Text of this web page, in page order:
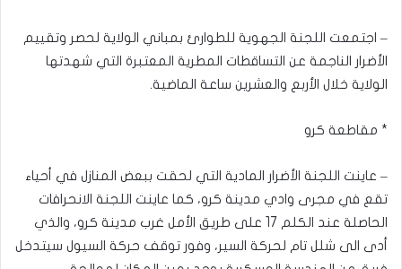
– اجتمعت اللجنة الجهوية للطوارئ بمباني الولاية لحصر وتقييم
الأضرار الناجمة عن التساقطات المطرية المعتبرة التي شهدتها
الولاية خلال الأربع والعشرين ساعة الماضية.
* مقاطعة كرو
– عاينت اللجنة الأضرار المادية التي لحقت ببعض المنازل في أحياء
تقع في مجرى وادي مدينة كرو، كما عاينت اللجنة الانحرافات
الحاصلة عند الكلم 17 على طريق الأمل غرب مدينة كرو، والذي
أدى الى شلل تام لحركة السير، وفور توقف حركة السيول سيتدخل